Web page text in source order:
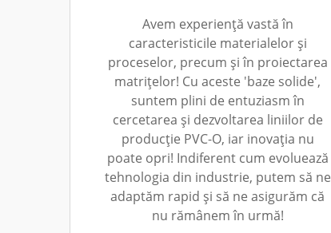
Avem experiență vastă în
caracteristicile materialelor și
proceselor, precum și în proiectarea
matrițelor! Cu aceste 'baze solide',
suntem plini de entuziasm în
cercetarea și dezvoltarea liniilor de
producție PVC-O, iar inovația nu
poate opri! Indiferent cum evoluează
tehnologia din industrie, putem să ne
adaptăm rapid și să ne asigurăm că
nu rămânem în urmă!